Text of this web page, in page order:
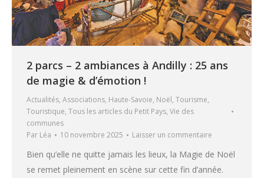
2 parcs – 2 ambiances à Andilly : 25 ans
de magie & d’émotion !
Actualités, Associations, Haute-Savoie, Noël, Tourisme,
Touristique, Tous les articles du Petit Pays, Vie des
communes
Par Léa 10 novembre 2025 Laisser un commentaire
Bien qu’elle ne quitte jamais les lieux, la Magie de Noël
se remet pleinement en scène sur cette fin d’année.